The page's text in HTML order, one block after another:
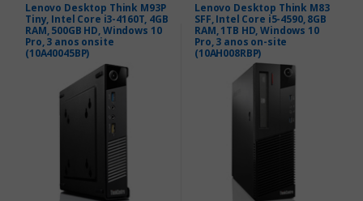
Lenovo Desktop Think M93P
Tiny, Intel Core i3-4160T, 4GB
RAM, 500GB HD, Windows 10
Pro, 3 anos onsite
(10A40045BP)
Lenovo Desktop Think M83
SFF, Intel Core i5-4590, 8GB
RAM, 1TB HD, Windows 10
Pro, 3 anos on-site
(10AH008RBP)